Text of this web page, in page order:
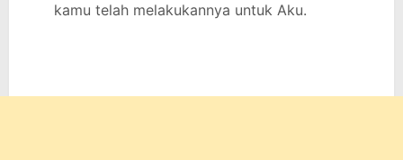
kamu telah melakukannya untuk Aku.